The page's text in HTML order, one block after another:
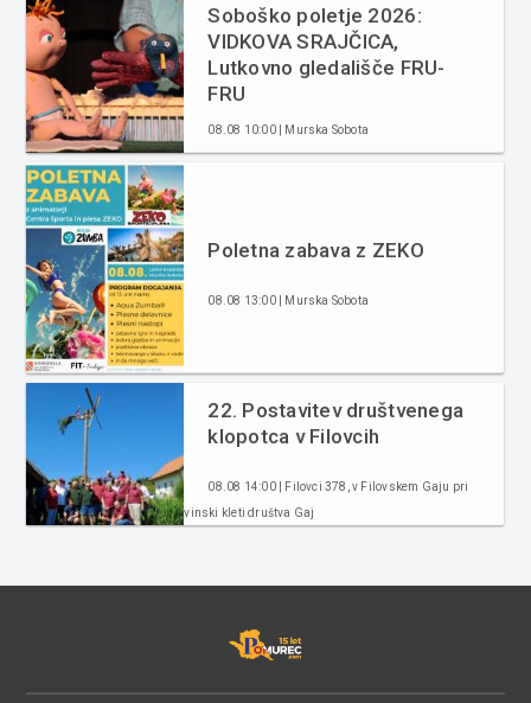
Soboško poletje 2026:
VIDKOVA SRAJČICA,
Lutkovno gledališče FRU-
FRU
08.08 10:00 | Murska Sobota
Poletna zabava z ZEKO
08.08 13:00 | Murska Sobota
22. Postavitev društvenega
klopotca v Filovcih
08.08 14:00 | Filovci 378, v Filovskem Gaju pri
vinski kleti društva Gaj